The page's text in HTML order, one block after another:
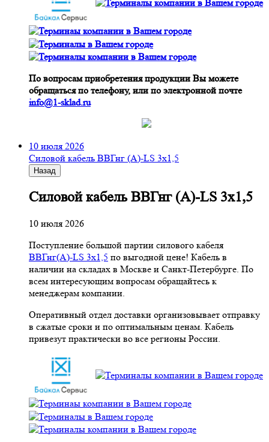
По вопросам приобретения продукции Вы можете
обращаться по телефону, или по электронной почте
info@1-sklad.ru
10 июля 2026
Cиловой кабель ВВГнг (A)-LS 3х1,5
Назад
Cиловой кабель ВВГнг (A)-LS 3х1,5
10 июля 2026
Поступление большой партии силового кабеля
ВВГнг(A)-LS 3х1,5 по выгодной цене! Кабель в
наличии на складах в Москве и Санкт-Петербурге. По
всем интересующим вопросам обращайтесь к
менеджерам компании.
Оперативный отдел доставки организовывает отправку
в сжатые сроки и по оптимальным ценам. Кабель
привезут практически во все регионы России.